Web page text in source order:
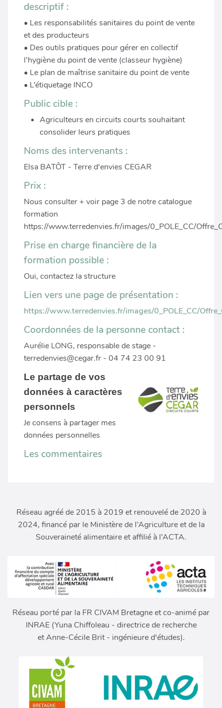
descriptif :
• Les responsabilités sanitaires du point de vente
et des producteurs
• Des outils pratiques pour gérer en collectif
l’hygiène du point de vente (classeur hygiène)
• Le plan de maîtrise sanitaire du point de vente
• L’étiquetage INCO
Public cible :
Agriculteurs en circuits courts souhaitant
consolider leurs pratiques
Noms des intervenants :
Elsa BATÔT - Terre d'envies CEGAR
Prix :
Nous consulter + voir page 3 de notre catalogue
formation
https://www.terredenvies.fr/images/0_POLE_CC/
Prise en charge financière de la
formation possible :
Oui, contactez la structure
Lien vers une page de présentation :
https://www.terredenvies.fr/images/0_POLE_CC/
Coordonnées de la personne contact :
Aurélie LONG, responsable de stage -
terredenvies@cegar.fr - 04 74 23 00 91
Le partage de vos
données à caractères
personnels
Je consens à partager mes
données personnelles
Les commentaires
Réseau agréé de 2015 à 2019 et renouvelé de 2020 à
2024, financé par le Ministère de l’Agriculture et de la
Souveraineté alimentaire et affilié à l’ACTA.
Réseau porté par la FR CIVAM Bretagne et co-animé par
INRAE (Yuna Chiffoleau - directrice de recherche
et Anne-Cécile Brit - ingénieure d'études).